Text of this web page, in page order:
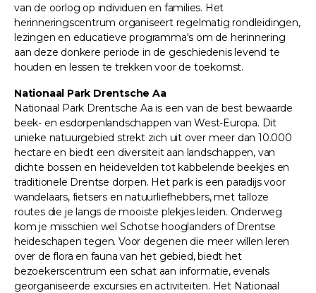
van de oorlog op individuen en families. Het
herinneringscentrum organiseert regelmatig rondleidingen,
lezingen en educatieve programma's om de herinnering
aan deze donkere periode in de geschiedenis levend te
houden en lessen te trekken voor de toekomst.
Nationaal Park Drentsche Aa
Nationaal Park Drentsche Aa is een van de best bewaarde
beek- en esdorpenlandschappen van West-Europa. Dit
unieke natuurgebied strekt zich uit over meer dan 10.000
hectare en biedt een diversiteit aan landschappen, van
dichte bossen en heidevelden tot kabbelende beekjes en
traditionele Drentse dorpen. Het park is een paradijs voor
wandelaars, fietsers en natuurliefhebbers, met talloze
routes die je langs de mooiste plekjes leiden. Onderweg
kom je misschien wel Schotse hooglanders of Drentse
heideschapen tegen. Voor degenen die meer willen leren
over de flora en fauna van het gebied, biedt het
bezoekerscentrum een schat aan informatie, evenals
georganiseerde excursies en activiteiten. Het Nationaal